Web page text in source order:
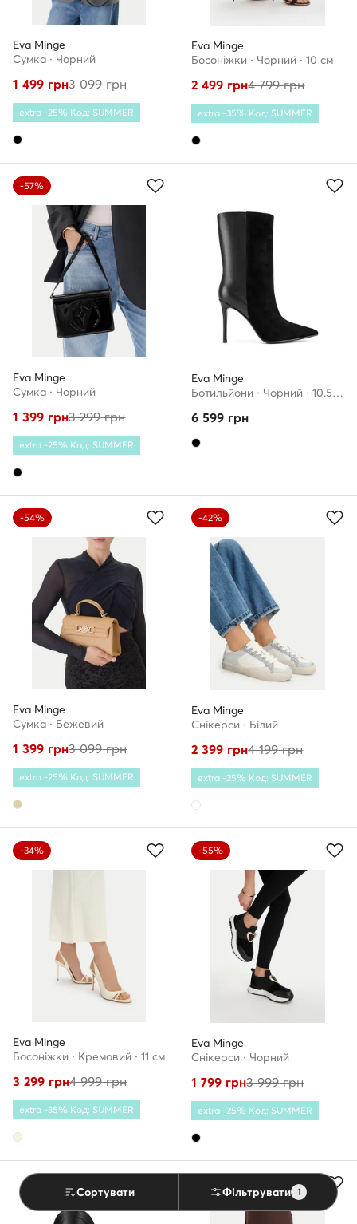
Сортувати Фільтрувати 1
Eva Minge
Сумка · Чорний
1 499 грн3 099грн
extra -25% Код: SUMMER
Eva Minge
Босоніжки · Чорний · 10 см
2 499 грн4 799грн
extra -35% Код: SUMMER
-57%
Eva Minge
Сумка · Чорний
1 399 грн3 299грн
extra -25% Код: SUMMER
Eva Minge
Ботильйони · Чорний · 10.5 см
6 599 грн
-54%
Eva Minge
Сумка · Бежевий
1 399 грн3 099грн
extra -25% Код: SUMMER
-42%
Eva Minge
Снікерcи · Білий
2 399 грн4 199грн
extra -25% Код: SUMMER
-34%
Eva Minge
Босоніжки · Кремовий · 11 см
3 299 грн4 999грн
extra -35% Код: SUMMER
-55%
Eva Minge
Снікерcи · Чорний
1 799 грн3 999грн
extra -25% Код: SUMMER